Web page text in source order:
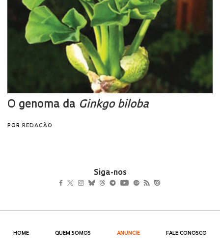
Siga-nos
HOME QUEM SOMOS ANUNCIE FALE CONOSCO